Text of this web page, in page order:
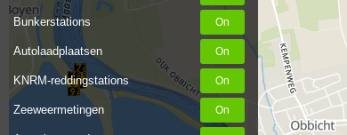
Bunkerstations
Autolaadplaatsen
KNRM-reddingstations
Zeeweermetingen